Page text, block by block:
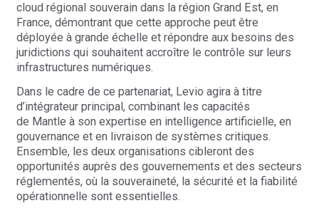
cloud régional souverain dans la région Grand Est, en
France, démontrant que cette approche peut être
déployée à grande échelle et répondre aux besoins des
juridictions qui souhaitent accroître le contrôle sur leurs
infrastructures numériques.
Dans le cadre de ce partenariat, Levio agira à titre
d’intégrateur principal, combinant les capacités
de Mantle à son expertise en intelligence artificielle, en
gouvernance et en livraison de systèmes critiques.
Ensemble, les deux organisations cibleront des
opportunités auprès des gouvernements et des secteurs
réglementés, où la souveraineté, la sécurité et la fiabilité
opérationnelle sont essentielles.